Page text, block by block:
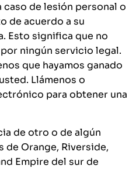
de lesión personal o
de acuerdo a su
Esto significa que no
ningún servicio legal.
que hayamos ganado
Llámenos o
para obtener una
de otro o de algún
de Orange, Riverside,
Empire del sur de